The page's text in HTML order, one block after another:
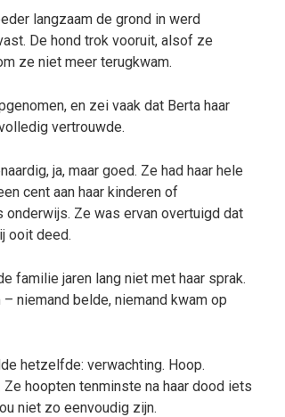
langzaam de grond in werd
De hond trok vooruit, alsof ze
ze niet meer terugkwam.
en zei vaak dat Berta haar
vertrouwde.
ja, maar goed. Ze had haar hele
cent aan haar kinderen of
Ze was ervan overtuigd dat
ooit deed.
familie jaren lang niet met haar sprak.
niemand belde, niemand kwam op
hetzelfde: verwachting. Hoop.
hoopten tenminste na haar dood iets
niet zo eenvoudig zijn.